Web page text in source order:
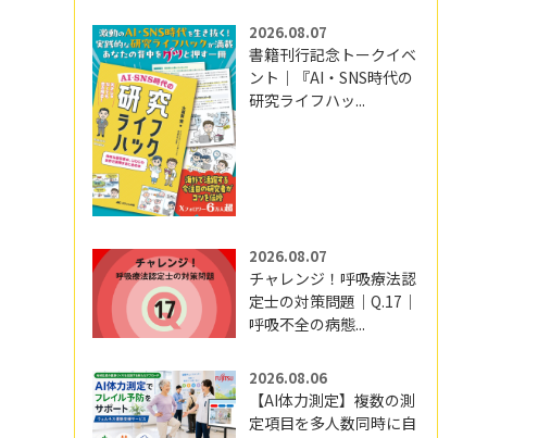
2026.08.07
書籍刊行記念トークイベ
ント｜『AI・SNS時代の
研究ライフハッ...
2026.08.07
チャレンジ！呼吸療法認
定士の対策問題｜Q.17｜
呼吸不全の病態...
2026.08.06
【AI体力測定】複数の測
定項目を多人数同時に自